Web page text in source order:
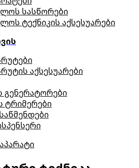
სასწორები
ტექნიკის აქსესუარები
აქსესუარები
ტრიმერები